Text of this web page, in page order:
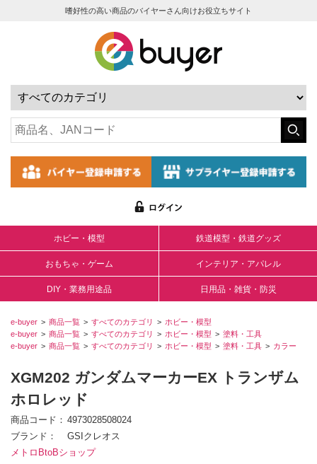
嗜好性の高い商品のバイヤーさん向けお役立ちサイト
ホビー・模型 鉄道模型・鉄道グッズ
おもちゃ・ゲーム インテリア・アパレル
DIY・業務用途品 日用品・雑貨・防災
e-buyer 商品一覧 すべてのカテゴリ
ホビー・模型
e-buyer
商品一覧 すべてのカテゴリ ホビー・模型
塗料・工具
e-buyer
商品一覧 すべてのカテゴリ ホビー・模型 塗料・工具 カラー
XGM202 ガンダムマーカーEX トランザム
ホロレッド
商品コード
4973028508024
ブランド
GSIクレオス
メトロBtoBショップ